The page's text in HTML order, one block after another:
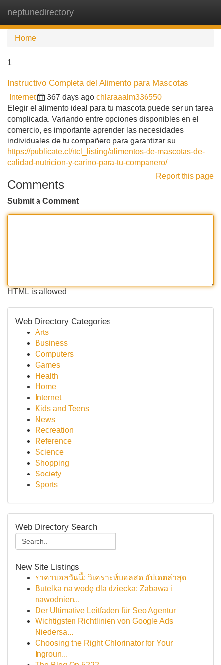
neptunedirectory
Home
1
Instructivo Completa del Alimento para Mascotas
Internet 367 days ago chiaraaaim336550
Elegir el alimento ideal para tu mascota puede ser un tarea
complicada. Variando entre opciones disponibles en el
comercio, es importante aprender las necesidades
individuales de tu compañero para garantizar su
https://publicate.cl/rtcl_listing/alimentos-de-mascotas-de-
calidad-nutricion-y-carino-para-tu-companero/
Report this page
Comments
Submit a Comment
HTML is allowed
Web Directory Categories
Arts
Business
Computers
Games
Health
Home
Internet
Kids and Teens
News
Recreation
Reference
Science
Shopping
Society
Sports
Web Directory Search
New Site Listings
ราคาบอลวันนี้: วิเคราะห์บอลสด อัปเดตล่าสุด
Butelka na wodę dla dziecka: Zabawa i
nawodnien...
Der Ultimative Leitfaden für Seo Agentur
Wichtigsten Richtlinien von Google Ads
Niedersa...
Choosing the Right Chlorinator for Your
Ingroun...